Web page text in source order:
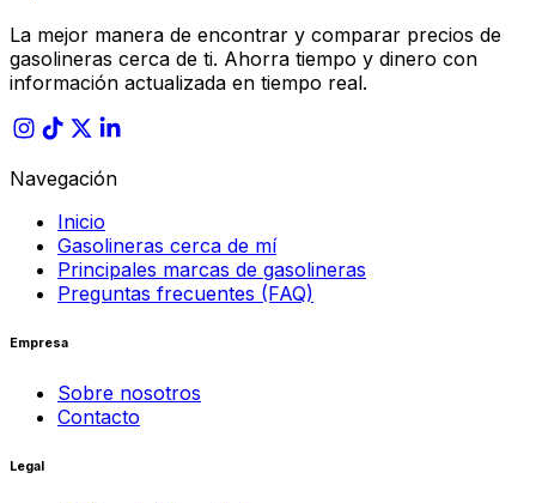
La mejor manera de encontrar y comparar precios de
gasolineras cerca de ti. Ahorra tiempo y dinero con
información actualizada en tiempo real.
Navegación
Inicio
Gasolineras cerca de mí
Principales marcas de gasolineras
Preguntas frecuentes (FAQ)
Empresa
Sobre nosotros
Contacto
Legal